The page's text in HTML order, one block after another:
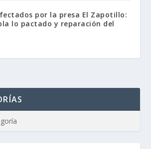
por la presa El Zapotillo:
lo pactado y reparación del